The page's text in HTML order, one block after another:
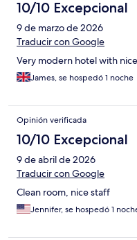
10/10 Excepcional
9 de marzo de 2026
Traducir con Google
Very modern hotel with
James, se hospedó 1 noche
Opinión verificada
10/10 Excepcional
9 de abril de 2026
Traducir con Google
Clean room, nice staff
Jennifer, se hospedó 1